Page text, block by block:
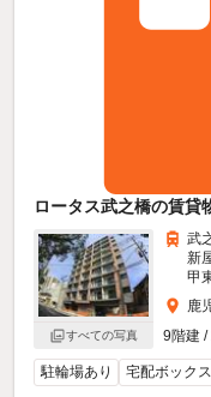
ロータス武之橋の賃貸
すべての写真
武
新
甲
鹿
9階建 /
駐輪場あり 宅配ボックス